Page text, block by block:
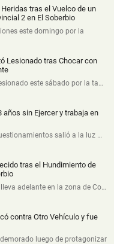
tras el Vuelco de un
2 en El Soberbio
este domingo por la
Lesionado tras Chocar con
este sábado por la ta…
años sin Ejercer y trabaja en
salió a la luz …
tras el Hundimiento de
adelante en la zona de Co…
contra Otro Vehículo y fue
luego de protagonizar